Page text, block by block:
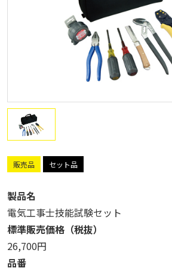
販売品 セット品
製品名
電気工事士技能試験セット
標準販売価格（税抜）
26,700円
品番